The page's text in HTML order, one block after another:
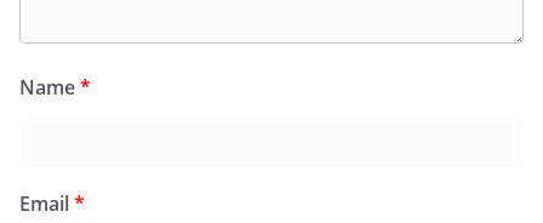
Name*
Email*